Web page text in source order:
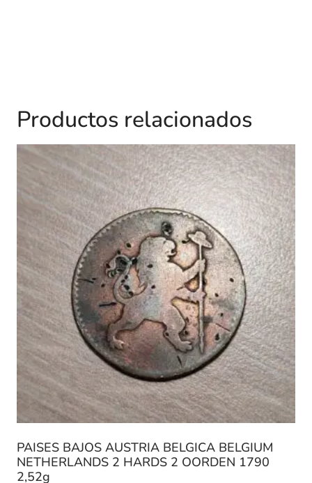
Productos relacionados
PAISES BAJOS AUSTRIA BELGICA BELGIUM
NETHERLANDS 2 HARDS 2 OORDEN 1790
2,52g